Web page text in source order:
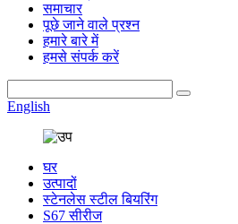
समाचार
पूछे जाने वाले प्रश्न
हमारे बारे में
हमसे संपर्क करें
English
घर
उत्पादों
स्टेनलेस स्टील बियरिंग
S67 सीरीज